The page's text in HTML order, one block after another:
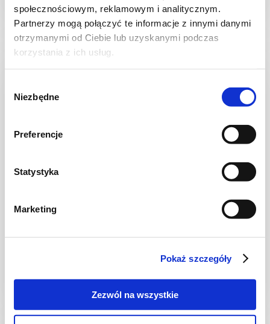
społecznościowym, reklamowym i analitycznym.
Partnerzy mogą połączyć te informacje z innymi danymi
otrzymanymi od Ciebie lub uzyskanymi podczas
korzystania z ich usług.
zgody
Niezbędne
Preferencje
Statystyka
Marketing
Pokaż szczegóły
Zezwól na wszystkie
20 min. 465 kcal 2
ZUPY
-